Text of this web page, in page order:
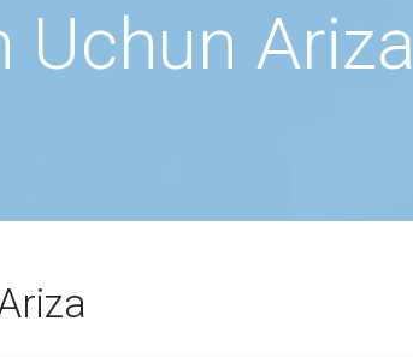
Uchun Ariza